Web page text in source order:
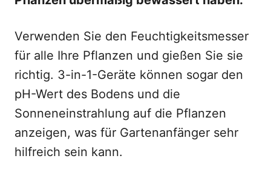
Verwenden Sie den Feuchtigkeitsmesser
für alle Ihre Pflanzen und gießen Sie sie
richtig. 3-in-1-Geräte können sogar den
pH-Wert des Bodens und die
Sonneneinstrahlung auf die Pflanzen
anzeigen, was für Gartenanfänger sehr
hilfreich sein kann.